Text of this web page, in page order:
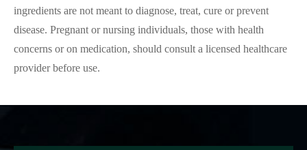
ingredients are not meant to diagnose, treat, cure or prevent
disease. Pregnant or nursing individuals, those with health
concerns or on medication, should consult a licensed healthcare
provider before use.